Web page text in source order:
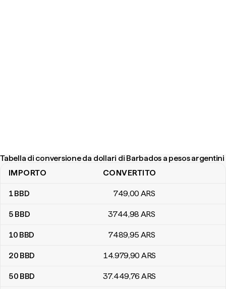
Tabella di conversione da dollari di Barbados a pesos argentini
Tabella di conversione da dollari di Barbados a pesos argentini
IMPORTO CONVERTITO
1BBD 749,00 ARS
5 BBD 3744,98 ARS
10 BBD 7489,95 ARS
20 BBD 14.979,90 ARS
50 BBD 37.449,76 ARS